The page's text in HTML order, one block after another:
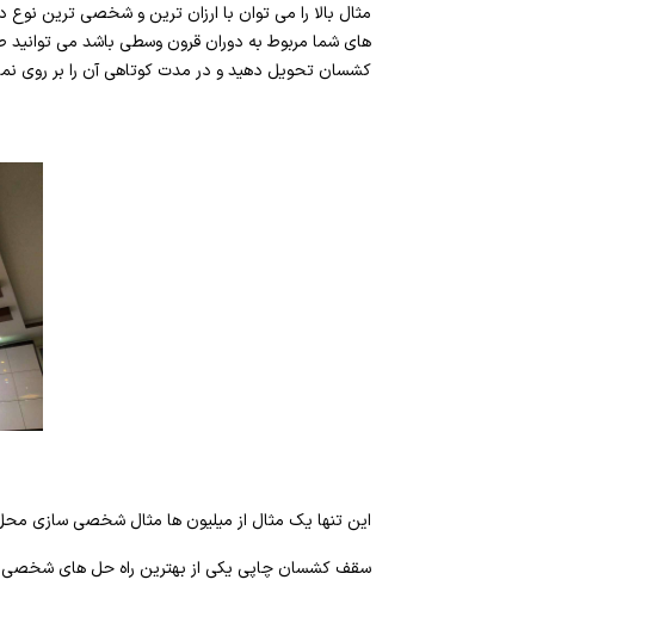
مثال بالا را می توان با ارزان‌ ترین و شخصی ترین
های شما مربوط به دوران قرون وسطی باشد می
کشسان تحویل دهید و در مدت کوتاهی آن را بر روی
این تنها یک مثال از میلیون ها مثال شخصی سازی
سقف کشسان چاپی یکی از بهترین راه حل های شخصی